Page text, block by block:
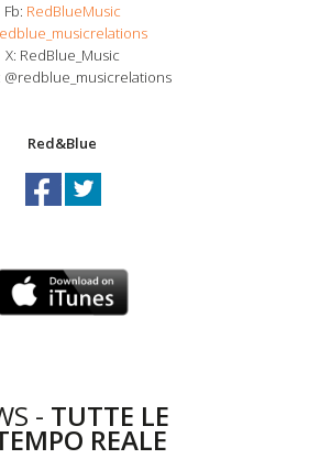
Fb: RedBlueMusic
X: RedBlue_Music
@redblue_musicrelations
Red&Blue
- TUTTE LE
REALE